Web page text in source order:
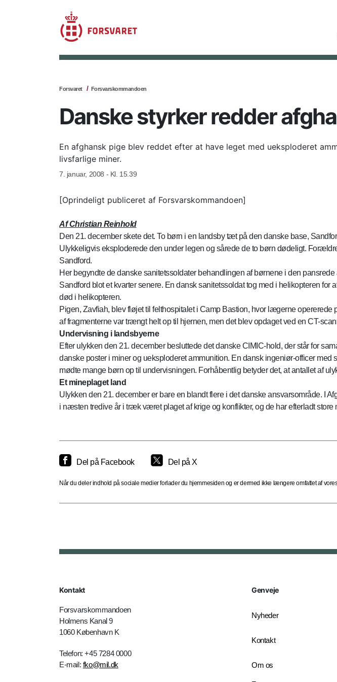
Forsvaret Forsvarskommandoen
Danske styrker redder
En afghansk pige blev reddet efter at have leget med ueksploderet
livsfarlige miner.
7. januar, 2008 - Kl. 15.39
[Oprindeligt publiceret af Forsvarskommandoen]
Af Christian Reinhold
Den 21. december skete det. To børn i en landsby tæt på den danske base,
Ulykkeligvis eksploderede den under legen og sårede de to børn dødeligt.
Sandford.
Her begyndte de danske sanitetssoldater behandlingen af børnene i den
Sandford blot et kvarter senere. En dansk sanitetssoldat tog med i helikopteren
død i helikopteren.
Pigen, Zavfiah, blev fløjet til felthospitalet i Camp Bastion, hvor lægerne
af fragmenterne var trængt helt op til hjernen, men det blev opdaget ved en CT-
Undervisning i landsbyerne
Efter ulykken den 21. december besluttede det danske CIMIC-hold, der står for
danske poster i miner og ueksploderet ammunition. En dansk ingeniør-officer
mødte mange børn op til undervisningen. Forhåbentlig betyder det, at antallet af
Et mineplaget land
Ulykken den 21. december er bare en blandt flere i det danske ansvarsområde. I
i næsten tredive år i træk været plaget af krige og konflikter, og de har efterladt
Del på Facebook Del på X
Når du deler indhold på sociale medier forlader du hjemmesiden og er dermed ikke længere omfattet af
Kontakt
Forsvarskommandoen
Holmens Kanal 9
1060 København K
Telefon: +45 7284 0000
E-mail: fko@mil.dk
Genveje
Nyheder
Kontakt
Om os